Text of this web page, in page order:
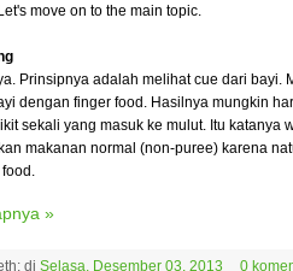
move on to the main topic.
Prinsipnya adalah melihat cue dari bayi.
dengan finger food. Hasilnya mungkin
sekali yang masuk ke mulut. Itu katanya
makanan normal (non-puree) karena
»
di Selasa, Desember 03, 2013 0